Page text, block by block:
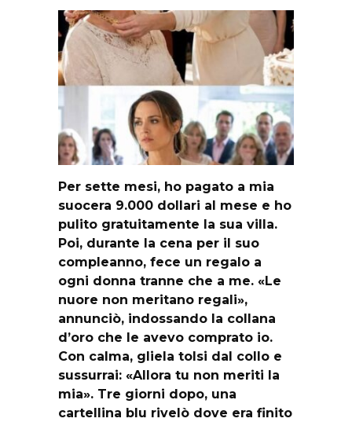
Per sette mesi, ho pagato a mia
suocera 9.000 dollari al mese e ho
pulito gratuitamente la sua villa.
Poi, durante la cena per il suo
compleanno, fece un regalo a
ogni donna tranne che a me. «Le
nuore non meritano regali»,
annunciò, indossando la collana
d’oro che le avevo comprato io.
Con calma, gliela tolsi dal collo e
sussurrai: «Allora tu non meriti la
mia». Tre giorni dopo, una
cartellina blu rivelò dove era finito